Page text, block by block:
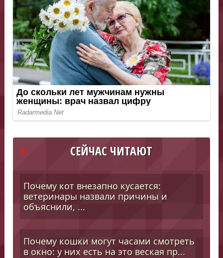
СЕЙЧАС ЧИТАЮТ
Почему кот внезапно кусается:
ветеринары назвали причины и
объяснили, ...
Почему кошки могут часами смотреть
в окно: у них есть на это веская пр...